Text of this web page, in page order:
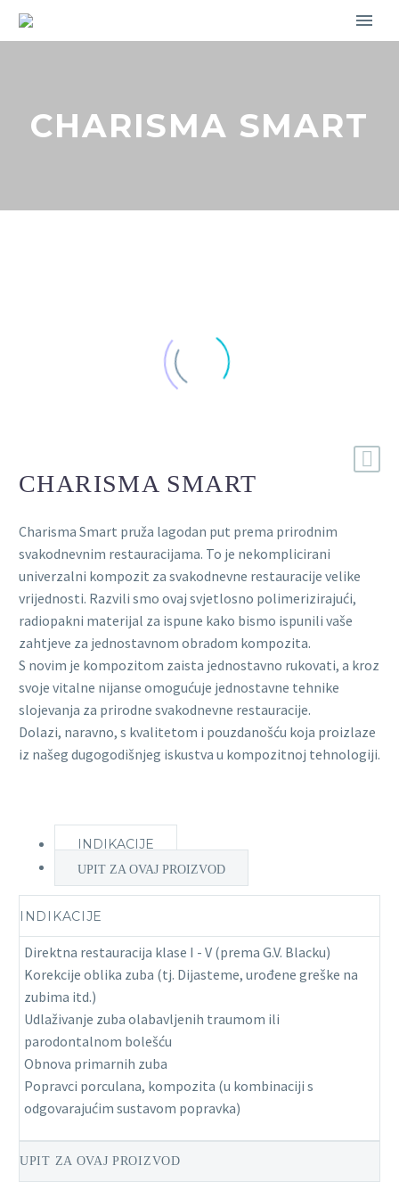
CHARISMA SMART
CHARISMA SMART
Charisma Smart pruža lagodan put prema prirodnim
svakodnevnim restauracijama. To je nekomplicirani
univerzalni kompozit za svakodnevne restauracije velike
vrijednosti. Razvili smo ovaj svjetlosno polimerizirajući,
radiopakni materijal za ispune kako bismo ispunili vaše
zahtjeve za jednostavnom obradom kompozita.
S novim je kompozitom zaista jednostavno rukovati, a kroz
svoje vitalne nijanse omogućuje jednostavne tehnike
slojevanja za prirodne svakodnevne restauracije.
Dolazi, naravno, s kvalitetom i pouzdanošću koja proizlaze
iz našeg dugogodišnjeg iskustva u kompozitnoj tehnologiji.
INDIKACIJE
UPIT ZA OVAJ PROIZVOD
INDIKACIJE
Direktna restauracija klase I - V (prema G.V. Blacku)
Korekcije oblika zuba (tj. Dijasteme, urođene greške na
zubima itd.)
Udlaživanje zuba olabavljenih traumom ili
parodontalnom bolešću
Obnova primarnih zuba
Popravci porculana, kompozita (u kombinaciji s
odgovarajućim sustavom popravka)
UPIT ZA OVAJ PROIZVOD